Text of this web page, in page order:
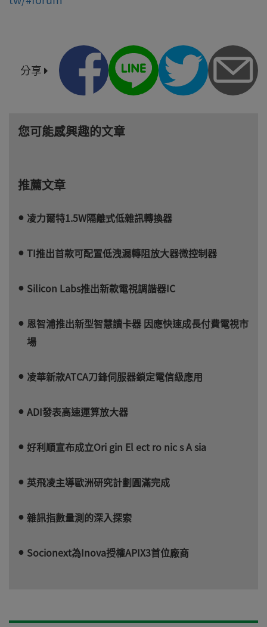
分享
您可能感興趣的文章
推薦文章
凌力爾特1.5W隔離式低雜訊轉換器
TI推出首款可配置低洩漏轉阻放大器微控制器
Silicon Labs推出新款電視調諧器IC
恩智浦推出新型智慧讀卡器 因應快速成長付費電視市
場
凌華新款ATCA刀鋒伺服器鎖定電信級應用
ADI發表高速運算放大器
好利順宣布成立Ori gin El ect ro nic s A sia
英飛凌主導歐洲研究計劃圓滿完成
雜訊指數量測的深入探索
Socionext為Inova授權APIX3首位廠商